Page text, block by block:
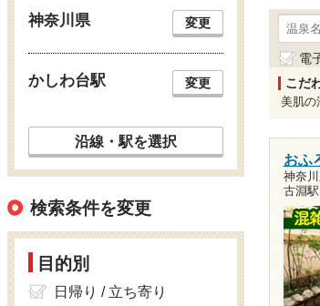
電
こだ
美肌の
おふ
神奈
古淵
神奈川県 変更
かしわ台駅 変更
沿線・駅を選択
検索条件を変更
目的別
日帰り / 立ち寄り